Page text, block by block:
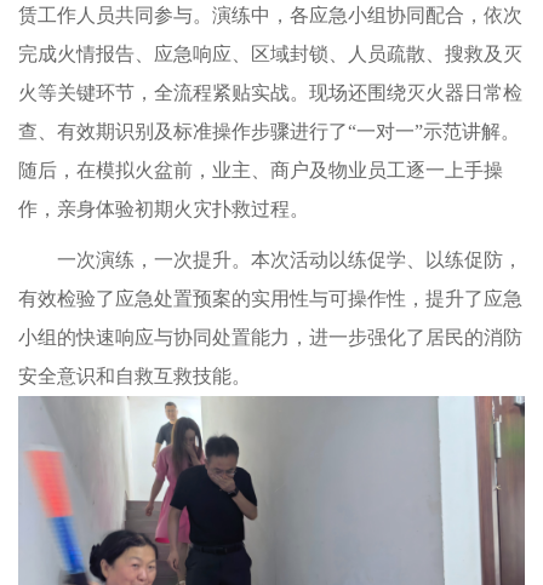
赁工作人员共同参与。演练中，各应急小组协同配合，依次
完成火情报告、应急响应、区域封锁、人员疏散、搜救及灭
火等关键环节，全流程紧贴实战。现场还围绕灭火器日常检
查、有效期识别及标准操作步骤进行了“一对一”示范讲解。
随后，在模拟火盆前，业主、商户及物业员工逐一上手操
作，亲身体验初期火灾扑救过程。
一次演练，一次提升。本次活动以练促学、以练促防，
有效检验了应急处置预案的实用性与可操作性，提升了应急
小组的快速响应与协同处置能力，进一步强化了居民的消防
安全意识和自救互救技能。